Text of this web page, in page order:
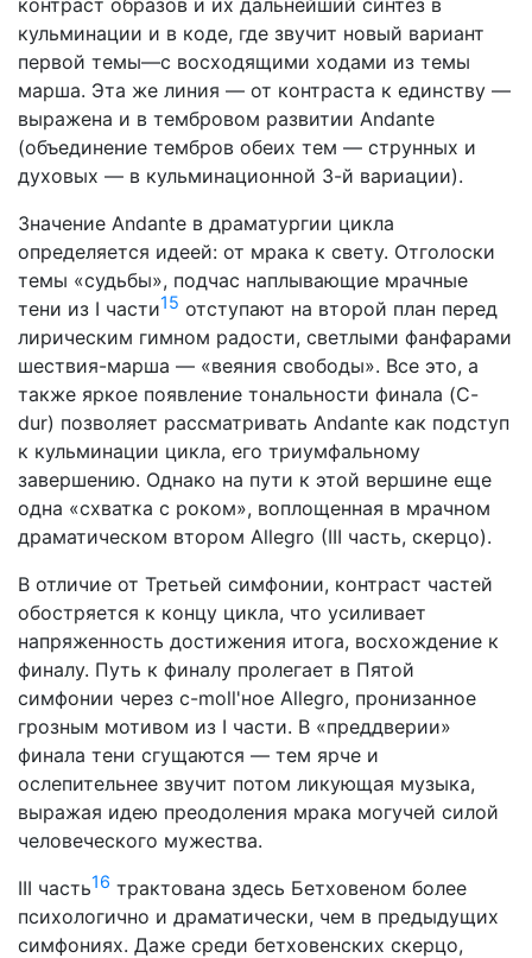
контраст образов и их даль­нейший синтез в
кульминации и в коде, где звучит новый ва­риант
первой темы—с восходящими ходами из темы
марша. Эта же линия — от контраста к единству —
выражена и в тем­бровом развитии Andante
(объединение тембров обеих тем — струнных и
духовых — в кульминационной 3-й вариации).
Значение Andante в драматургии цикла
определяется иде­ей: от мрака к свету. Отголоски
темы «судьбы», подчас на­плывающие мрачные
тени из I части15 отступают на второй план перед
лирическим гимном радости, светлыми фанфара­ми
шествия-марша — «веяния свободы». Все это, а
также яр­кое появление тональности финала (C-
dur) позволяет рассма­тривать Andante как подступ
к кульминации цикла, его три­умфальному
завершению. Однако на пути к этой вершине еще
одна «схватка с роком», воплощенная в мрачном
драма­тическом втором Allegro (III часть, скерцо).
В отличие от Третьей симфонии, контраст частей
обост­ряется к концу цикла, что усиливает
напряженность до­стижения итога, восхождение к
финалу. Путь к финалу про­легает в Пятой
симфонии через с-moll'ное Allegro, пронизан­ное
грозным мотивом из I части. В «преддверии»
финала те­ни сгущаются — тем ярче и
ослепительнее звучит потом ликующая музыка,
выражая идею преодоления мрака могу­чей силой
человеческого мужества.
III часть16 трактована здесь Бетховеном более
психоло­гично и драматически, чем в предыдущих
симфониях. Даже среди бетховенских скерцо,